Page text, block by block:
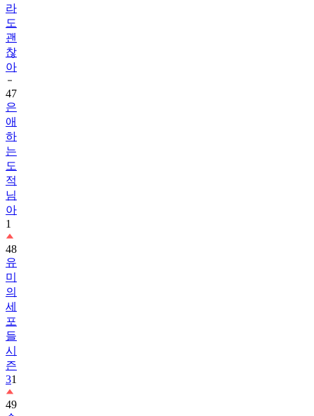
라
도
괜
찮
아
47
은
애
하
는
도
적
님
아
1
48
유
미
의
세
포
들
시
즌
31
49